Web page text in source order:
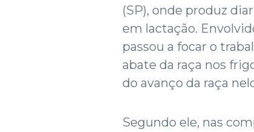
(SP), onde produz
em lactação.
passou a focar o
abate da raça nos
do avanço da raça
Segundo ele, nas